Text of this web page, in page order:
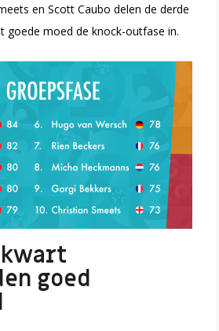
en Scott Caubo delen de derde
goede moed de knock-outfase in.
goed